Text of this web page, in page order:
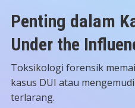
Penting dalam
Under the
Toksikologi forensik
kasus DUI atau
terlarang.